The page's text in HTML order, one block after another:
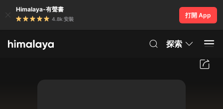
Himalaya-有聲書
4.8k 安裝
打開 App
探索